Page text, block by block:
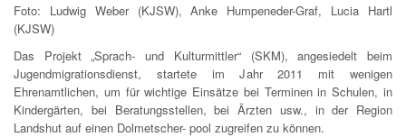
Foto: Ludwig Weber (KJSW), Anke Humpeneder-Graf, Lucia Hartl
(KJSW)
Das Projekt „Sprach- und Kulturmittler“ (SKM), angesiedelt beim
Jugendmigrationsdienst, startete im Jahr 2011 mit wenigen
Ehrenamtlichen, um für wichtige Einsätze bei Terminen in Schulen, in
Kindergärten, bei Beratungsstellen, bei Ärzten usw., in der Region
Landshut auf einen Dolmetscher- pool zugreifen zu können.